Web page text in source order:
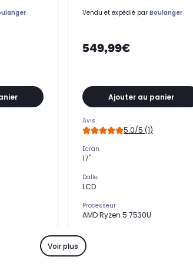
Vendu et expédié par Boulanger
549,99€
Ajouter au panier
Avis
5.0/5 (1)
Ecran
17"
Dalle
LCD
Processeur
AMD Ryzen 5 7530U
6 coeurs
Voir plus